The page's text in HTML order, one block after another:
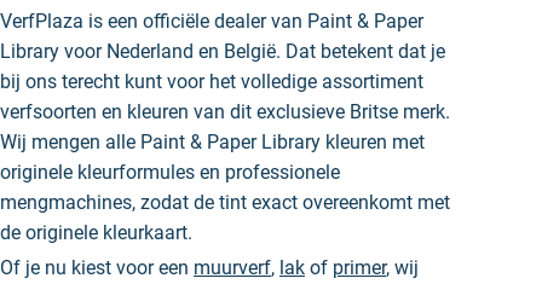
VerfPlaza is een officiële dealer van Paint & Paper
Library voor Nederland en België. Dat betekent dat je
bij ons terecht kunt voor het volledige assortiment
verfsoorten en kleuren van dit exclusieve Britse merk.
Wij mengen alle Paint & Paper Library kleuren met
originele kleurformules en professionele
mengmachines, zodat de tint exact overeenkomt met
de originele kleurkaart.
Of je nu kiest voor een muurverf, lak of primer, wij